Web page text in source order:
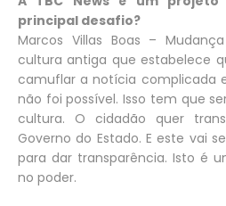
principal desafio?
Marcos Villas Boas –
cultura antiga que estabelece
camuflar a notícia complicada
não foi possível. Isso tem que
cultura. O cidadão quer
Governo do Estado. E este vai
para dar transparência. Isto é
no poder.